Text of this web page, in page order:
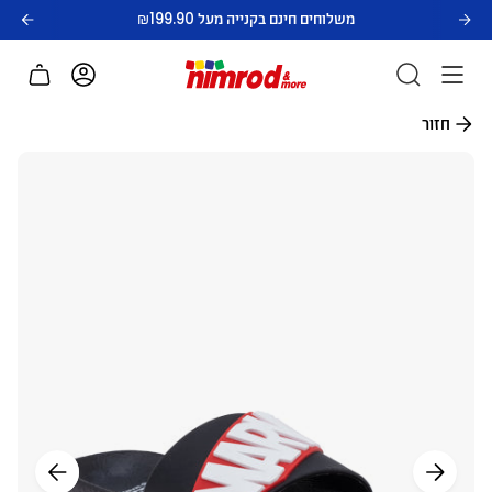
לתוכן
משלוחים חינם בקנייה מעל ₪199.90
חשבון
חזור